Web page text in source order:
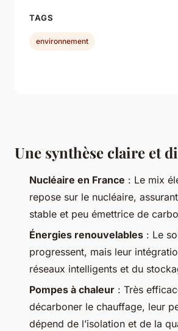
Une synthèse claire et
Nucléaire en France : Le mix
repose sur le nucléaire,
stable et peu émettrice de
Énergies renouvelables : Le
progressent, mais leur
réseaux intelligents et du
Pompes à chaleur : Très
décarboner le chauffage, leur
dépend de l’isolation et de la
TAGS
environnement